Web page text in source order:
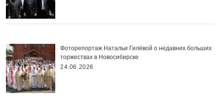
Фоторепортаж Натальи Гилёвой о недавних больших
торжествах в Новосибирске
24.06.2026